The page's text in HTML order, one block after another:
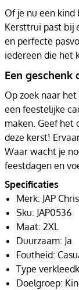
Of je nu een kind
Kersttrui past bij
en perfecte
iedereen die het
Een
Op zoek naar
een feestelijke
maken. Geef het
deze kerst!
Waar wacht je
feestdagen en
Specificaties
Merk: JAP
Sku: JAP0536
Maat: 2XL
Duurzaam: Ja
Foutheid:
Type
Doelgroep: